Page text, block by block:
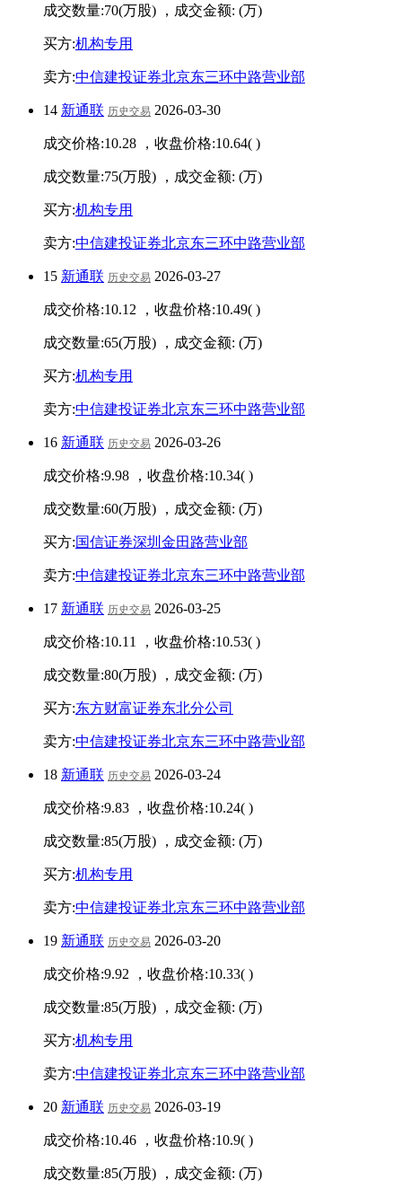
成交数量:70(万股) ，成交金额: (万)
买方:机构专用
卖方:中信建投证券北京东三环中路营业部
14 新通联 历史交易 2026-03-30
成交价格:10.28 ，收盘价格:10.64( )
成交数量:75(万股) ，成交金额: (万)
买方:机构专用
卖方:中信建投证券北京东三环中路营业部
15 新通联 历史交易 2026-03-27
成交价格:10.12 ，收盘价格:10.49( )
成交数量:65(万股) ，成交金额: (万)
买方:机构专用
卖方:中信建投证券北京东三环中路营业部
16 新通联 历史交易 2026-03-26
成交价格:9.98 ，收盘价格:10.34( )
成交数量:60(万股) ，成交金额: (万)
买方:国信证券深圳金田路营业部
卖方:中信建投证券北京东三环中路营业部
17 新通联 历史交易 2026-03-25
成交价格:10.11 ，收盘价格:10.53( )
成交数量:80(万股) ，成交金额: (万)
买方:东方财富证券东北分公司
卖方:中信建投证券北京东三环中路营业部
18 新通联 历史交易 2026-03-24
成交价格:9.83 ，收盘价格:10.24( )
成交数量:85(万股) ，成交金额: (万)
买方:机构专用
卖方:中信建投证券北京东三环中路营业部
19 新通联 历史交易 2026-03-20
成交价格:9.92 ，收盘价格:10.33( )
成交数量:85(万股) ，成交金额: (万)
买方:机构专用
卖方:中信建投证券北京东三环中路营业部
20 新通联 历史交易 2026-03-19
成交价格:10.46 ，收盘价格:10.9( )
成交数量:85(万股) ，成交金额: (万)